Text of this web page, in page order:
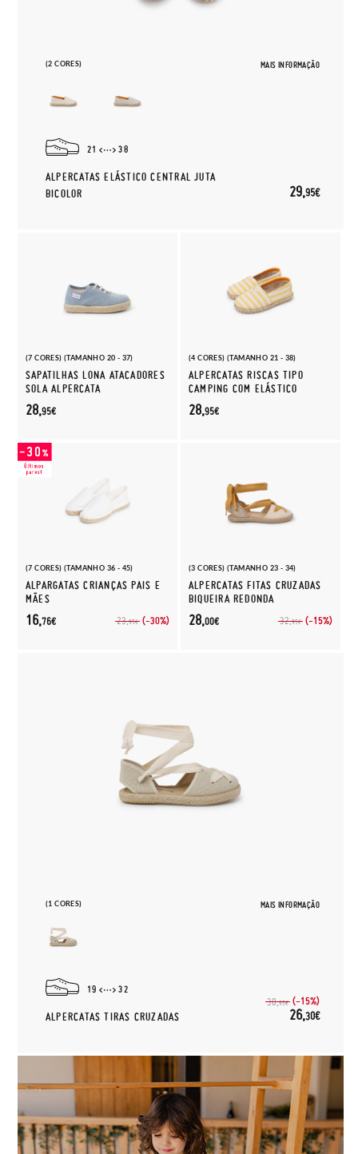
(2 CORES) MAIS INFORMAÇÃO
21 38
ALPERCATAS ELÁSTICO CENTRAL JUTA
BICOLOR
29,95€
(7 CORES) (TAMANHO 20 - 37)
SAPATILHAS LONA ATACADORES
SOLA ALPERCATA
28,95€
(4 CORES) (TAMANHO 21 - 38)
ALPERCATAS RISCAS TIPO
CAMPING COM ELÁSTICO
28,95€
(7 CORES) (TAMANHO 36 - 45)
ALPARGATAS CRIANÇAS PAIS E
MÃES
23,95€ (-30%)
16,76€
(3 CORES) (TAMANHO 23 - 34)
ALPERCATAS FITAS CRUZADAS
BIQUEIRA REDONDA
32,95€ (-15%)
28,00€
(1 CORES) MAIS INFORMAÇÃO
19 32
ALPERCATAS TIRAS CRUZADAS
30,95€ (-15%)
26,30€